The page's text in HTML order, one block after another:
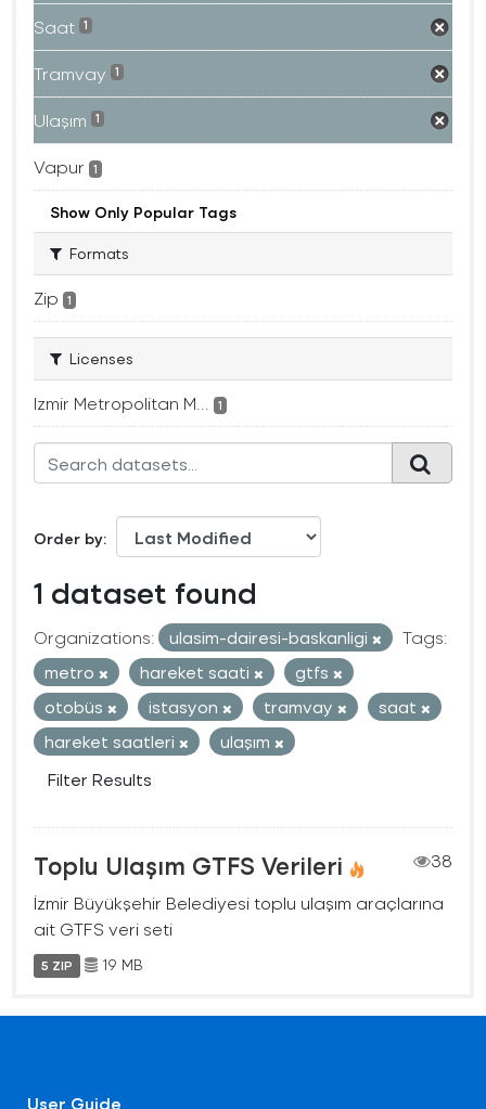
Saat 1
Tramvay 1
Ulaşım 1
Vapur 1
Show Only Popular Tags
Formats
Zip 1
Licenses
Izmir Metropolitan M... 1
Order by
1 dataset found
Organizations: ulasim-dairesi-baskanligi
Tags:
metro
hareket saati
gtfs
otobüs
istasyon tramvay
saat
hareket saatleri
ulaşım
Filter Results
Toplu Ulaşım GTFS Verileri
38
İzmir Büyükşehir Belediyesi toplu ulaşım araçlarına
ait GTFS veri seti
5 ZIP 19 MB
User Guide